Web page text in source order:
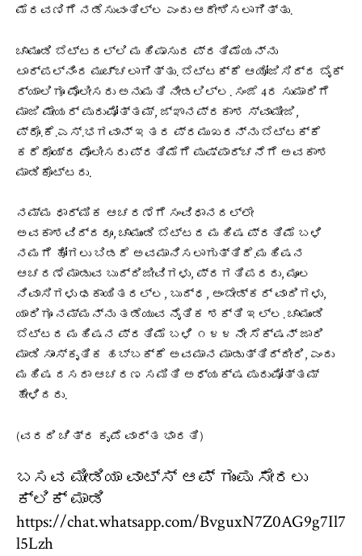
ಮೆರವಣಿಗೆ ನಡೆಸುವಂತಿಲ್ಲ ಎಂದು ಆದೇಶಿಸಲಾಗಿತ್ತು.
ಚಾಮುಂಡಿ ಬೆಟ್ಟದಲ್ಲಿ ಮಹಿಷಾಸುರ ಪ್ರತಿಮೆಯನ್ನು
ಟಾರ್ಪಲ್‌ನಿಂದ ಮುಚ್ಚಲಾಗಿತ್ತು. ಬೆಟ್ಟಕ್ಕೆ ಆಯೋಜಿಸಿದ್ದ ಬೈಕ್‌
ರ್‍ಯಾಲಿಗೂ ಪೊಲೀಸರು ಅನುಮತಿ ನೀಡಲಿಲ್ಲ. ಸಂಜೆ 4ರ ಸುಮಾರಿಗೆ
ಮಾಜಿ ಮೇಯರ್‌ ಪುರುಷೋತ್ತಮ್‌, ಜ್ಞಾನಪ್ರಕಾಶ ಸ್ವಾಮೀಜಿ,
ಪ್ರೊ.ಕೆ.ಎಸ್‌.ಭಗವಾನ್‌ ಇತರ ಪ್ರಮುಖರನ್ನು ಬೆಟ್ಟಕ್ಕೆ
ಕರೆದೊಯ್ದ ಪೊಲೀಸರು ಪ್ರತಿಮೆಗೆ ಪುಷ್ಪಾರ್ಚನೆಗೆ ಅವಕಾಶ
ಮಾಡಿಕೊಟ್ಟರು.
ನಮ್ಮ ಧಾರ್ಮಿಕ ಆಚರಣೆಗೆ ಸಂವಿಧಾನದಲ್ಲೇ
ಅವಕಾಶವಿದ್ದರೂ, ಚಾಮುಂಡಿ ಬೆಟ್ಟದ ಮಹಿಷ ಪ್ರತಿಮೆ ಬಳಿ
ನಮಗೆ ಹೋಗಲು ಬಿಡದೆ ಅವಮಾನಿಸಲಾಗುತ್ತಿದೆ.ಮಹಿಷನ
ಆಚರಣೆ ಮಾಡುವ ಬುದ್ದಿಜೀವಿಗಳು, ಪ್ರಗತಿಪರರು, ಮೂಲ
ನಿವಾಸಿಗಳು ಢಕಾಯಿತರಲ್ಲ, ಬುದ್ಧ, ಅಂಬೇಡ್ಕರ್ ವಾದಿಗಳು,
ಯಾರಿಗೂ ನಮ್ಮನ್ನು ತಡೆಯುವ ನೈತಿಕ ಶಕ್ತಿ ಇಲ್ಲ. ಚಾಮುಂಡಿ
ಬೆಟ್ಟದ ಮಹಿಷನ ಪ್ರತಿಮೆ ಬಳಿ ೧೪೪ ನೇ ಸೆಕ್ಷನ್ ಜಾರಿ
ಮಾಡಿ ಸಾಂಸ್ಕೃತಿಕ ಹಬ್ಬಕ್ಕೆ ಅವಮಾನ ಮಾಡುತ್ತಿದ್ದೀರಿ, ಎಂದು
ಮಹಿಷ ದಸರಾ ಆಚರಣ ಸಮಿತಿ ಅಧ್ಯಕ್ಷ ಪುರುಷೋತ್ತಮ್
ಹೇಳಿದರು.
(ವರದಿ ಚಿತ್ರ ಕೃಪೆ ವಾರ್ತ ಭಾರತಿ)
ಬಸವ ಮೀಡಿಯಾ ವಾಟ್ಸ್ ಆಪ್ ಗುಂಪು ಸೇರಲು
ಕ್ಲಿಕ್ ಮಾಡಿ
https://chat.whatsapp.com/BvguxN7Z0AG9g7Il7
l5Lzh